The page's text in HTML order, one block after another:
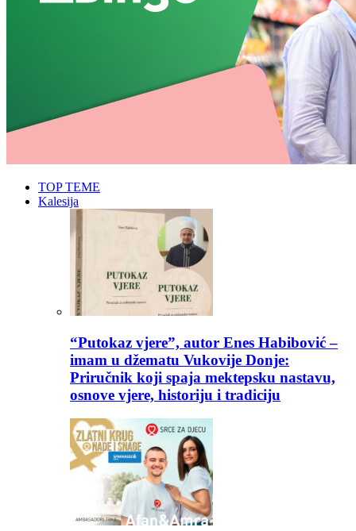
TOP TEME
Kalesija
“Putokaz vjere”, autor Enes Habibović –
imam u džematu Vukovije Donje:
Priručnik koji spaja mektepsku nastavu,
osnove vjere, historiju i tradiciju